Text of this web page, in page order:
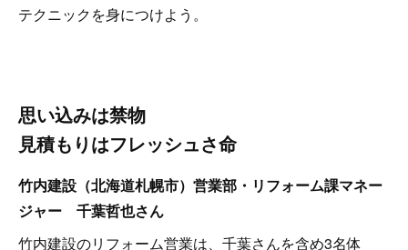
テクニックを身につけよう。
思い込みは禁物
見積もりはフレッシュさ命
竹内建設（北海道札幌市）営業部・リフォーム課マネー
ジャー 千葉哲也さん
竹内建設のリフォーム営業は、千葉さんを含め3名体